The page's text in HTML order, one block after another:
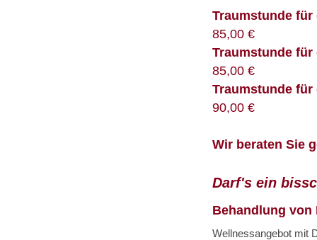
Traumstunde für
85,00 €
Traumstunde für
85,00 €
Traumstunde für
90,00 €
Wir beraten Sie
Darf's ein
Behandlung von
Wellnessangebot mit